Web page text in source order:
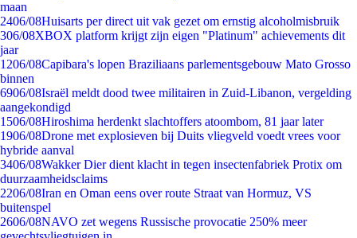
maan
2406/08Huisarts per direct uit vak gezet om ernstig alcoholmisbruik
306/08XBOX platform krijgt zijn eigen "Platinum" achievements dit
jaar
1206/08Capibara's lopen Braziliaans parlementsgebouw Mato Grosso
binnen
6906/08Israël meldt dood twee militairen in Zuid-Libanon, vergelding
aangekondigd
1506/08Hiroshima herdenkt slachtoffers atoombom, 81 jaar later
1906/08Drone met explosieven bij Duits vliegveld voedt vrees voor
hybride aanval
3406/08Wakker Dier dient klacht in tegen insectenfabriek Protix om
duurzaamheidsclaims
2206/08Iran en Oman eens over route Straat van Hormuz, VS
buitenspel
2606/08NAVO zet wegens Russische provocatie 250% meer